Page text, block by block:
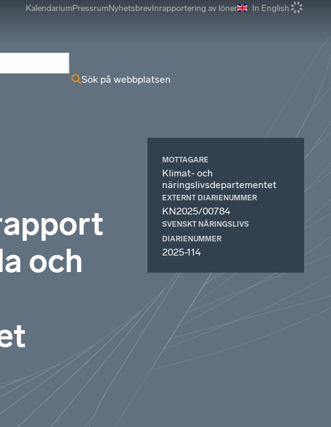
KalendariumPressrumNyhetsbrevInrapportering av löner In English
Sök på webbplatsen
och
MOTTAGARE
Klimat- och
näringslivsdepartementet
EXTERNT DIARIENUMMER
KN2025/00784
SVENSKT NÄRINGSLIVS
DIARIENUMMER
2025-114